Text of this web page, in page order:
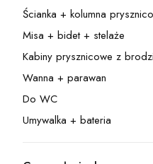
Kategoria - Ścianka +
Ścianka + kolumna
Kategoria - Misa + bidet +
Misa + bidet + stelaże
Kategoria - Kabiny
Kabiny prysznicowe z
Kategoria - Wanna +
Wanna + parawan
Kategoria - Do WC
Do WC
Kategoria - Umywalka +
Umywalka + bateria